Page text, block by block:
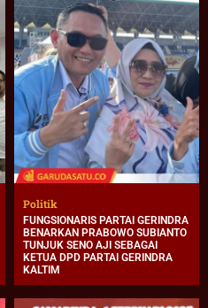
Politik
FUNGSIONARIS PARTAI GERINDRA
BENARKAN PRABOWO SUBIANTO
TUNJUK SENO AJI SEBAGAI
KETUA DPD PARTAI GERINDRA
KALTIM